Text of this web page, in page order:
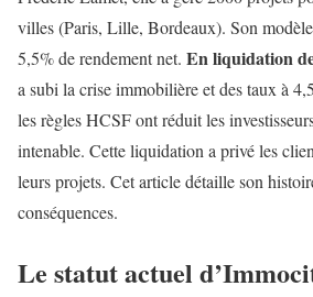
villes (Paris, Lille, Bordeaux). Son
5,5% de rendement net. En liquidation
a subi la crise immobilière et des taux à
les règles HCSF ont réduit les
intenable. Cette liquidation a privé les
leurs projets. Cet article détaille son
conséquences.
Le statut actuel